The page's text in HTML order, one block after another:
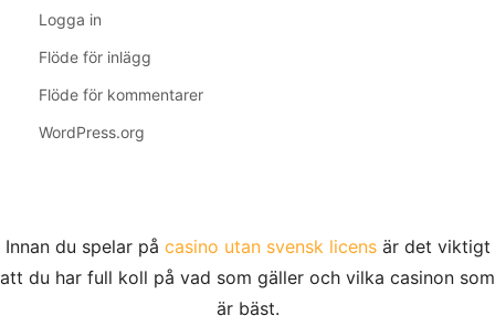
Logga in
Flöde för inlägg
Flöde för kommentarer
WordPress.org
Innan du spelar på casino utan svensk licensär det viktigt
att du har full koll på vad som gäller och vilka casinon som
är bäst.